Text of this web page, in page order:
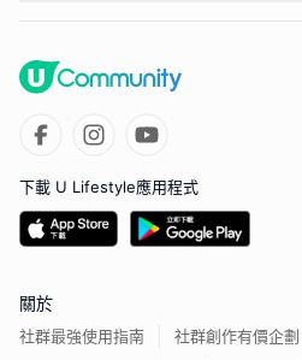
下載 U Lifestyle應用程式
關於
社群最強使用指南
社群創作有價企劃